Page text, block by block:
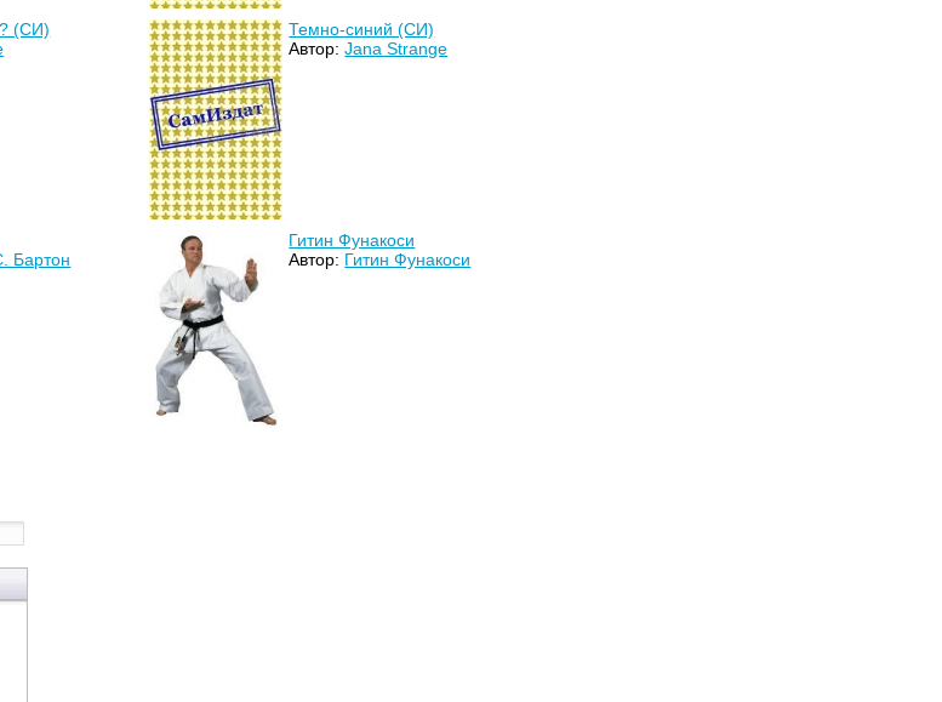
(СИ)
Темно-синий (СИ)
Автор:Jana Strange
Бартон
Гитин Фунакоси
Автор: Гитин Фунакоси